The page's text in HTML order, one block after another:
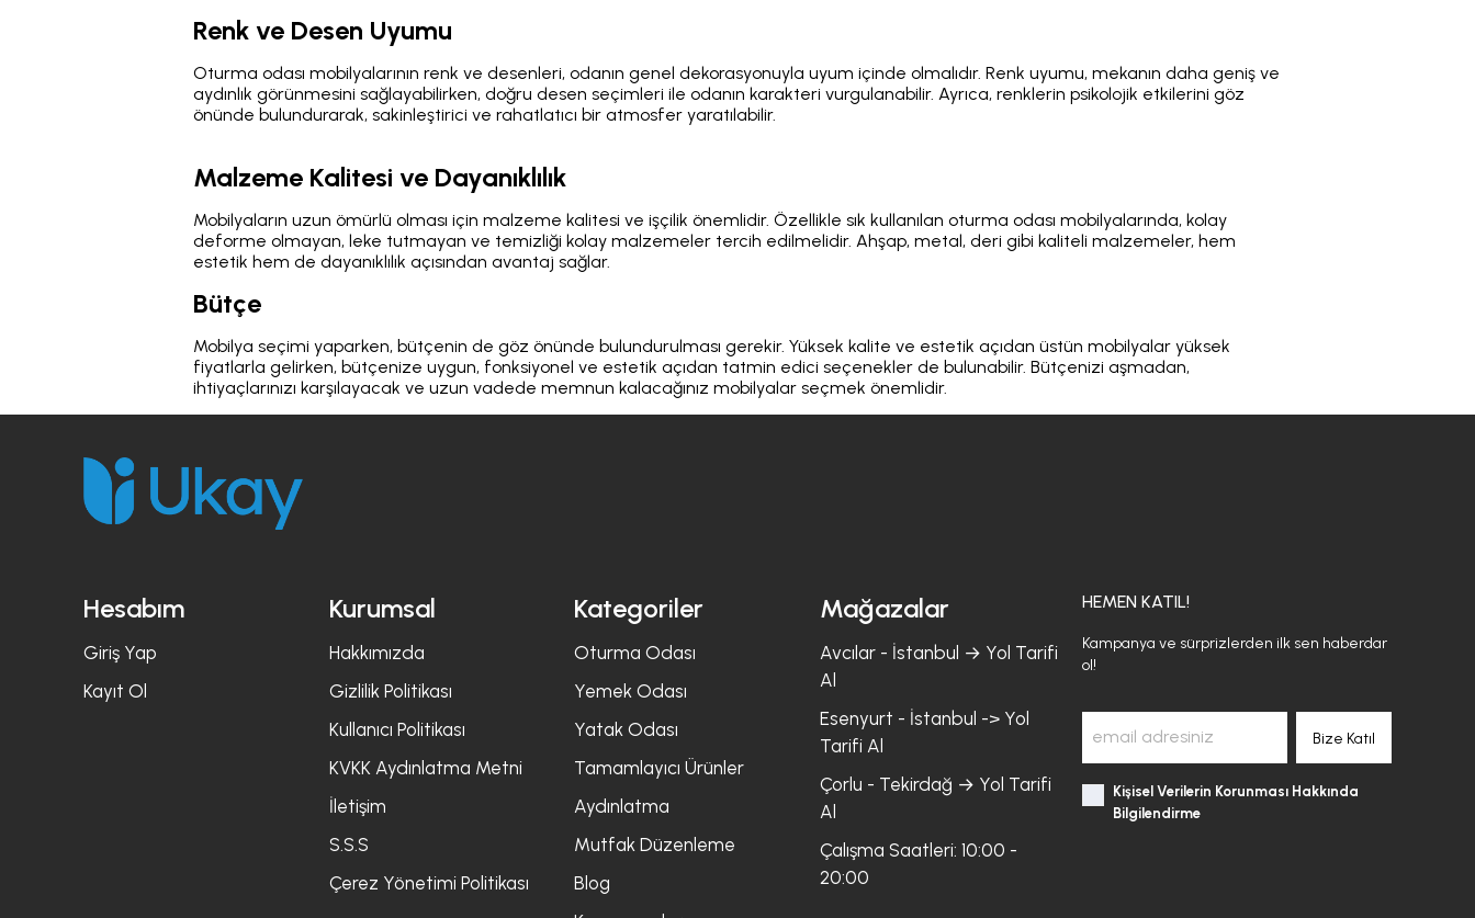
Renk ve Desen Uyumu
Oturma odası mobilyalarının renk ve desenleri, odanın genel dekorasyonuyla uyum içinde olmalıdır. Renk uyumu, mekanın daha geniş ve
aydınlık görünmesini sağlayabilirken, doğru desen seçimleri ile odanın karakteri vurgulanabilir. Ayrıca, renklerin psikolojik etkilerini göz
önünde bulundurarak, sakinleştirici ve rahatlatıcı bir atmosfer yaratılabilir.
Malzeme Kalitesi ve Dayanıklılık
Mobilyaların uzun ömürlü olması için malzeme kalitesi ve işçilik önemlidir. Özellikle sık kullanılan oturma odası mobilyalarında, kolay
deforme olmayan, leke tutmayan ve temizliği kolay malzemeler tercih edilmelidir. Ahşap, metal, deri gibi kaliteli malzemeler, hem
estetik hem de dayanıklılık açısından avantaj sağlar.
Bütçe
Mobilya seçimi yaparken, bütçenin de göz önünde bulundurulması gerekir. Yüksek kalite ve estetik açıdan üstün mobilyalar yüksek
fiyatlarla gelirken, bütçenize uygun, fonksiyonel ve estetik açıdan tatmin edici seçenekler de bulunabilir. Bütçenizi aşmadan,
ihtiyaçlarınızı karşılayacak ve uzun vadede memnun kalacağınız mobilyalar seçmek önemlidir.
Hesabım
Giriş Yap
Kayıt Ol
Kurumsal
Hakkımızda
Gizlilik Politikası
Kullanıcı Politikası
KVKK Aydınlatma Metni
İletişim
S.S.S
Çerez Yönetimi Politikası
Kategoriler
Oturma Odası
Yemek Odası
Yatak Odası
Tamamlayıcı Ürünler
Aydınlatma
Mutfak Düzenleme
Blog
Mağazalar
Avcılar - İstanbul → Yol Tarifi
Al
Esenyurt - İstanbul -> Yol
Tarifi Al
Çorlu - Tekirdağ → Yol Tarifi
Al
Çalışma Saatleri: 10:00 -
20:00
HEMEN KATIL!
Kampanya ve sürprizlerden ilk sen haberdar
ol!
Bize Katıl
Kişisel Verilerin Korunması Hakkında
Bilgilendirme